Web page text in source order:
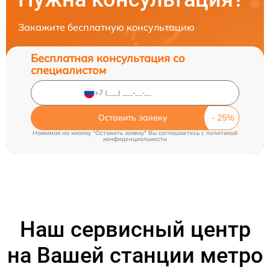
Закажите бесплатную консультацию
Бесплатная консультация со
специалистом
Оставить заявку
Нажимая на кнопку "Оставить заявку" Вы соглашаетесь cполитикой
конфиденциальности
Наш сервисный центр
на Вашей станции метро